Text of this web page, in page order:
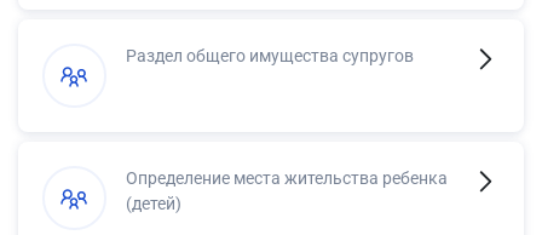
Раздел общего имущества супругов
Определение места жительства ребенка
(детей)